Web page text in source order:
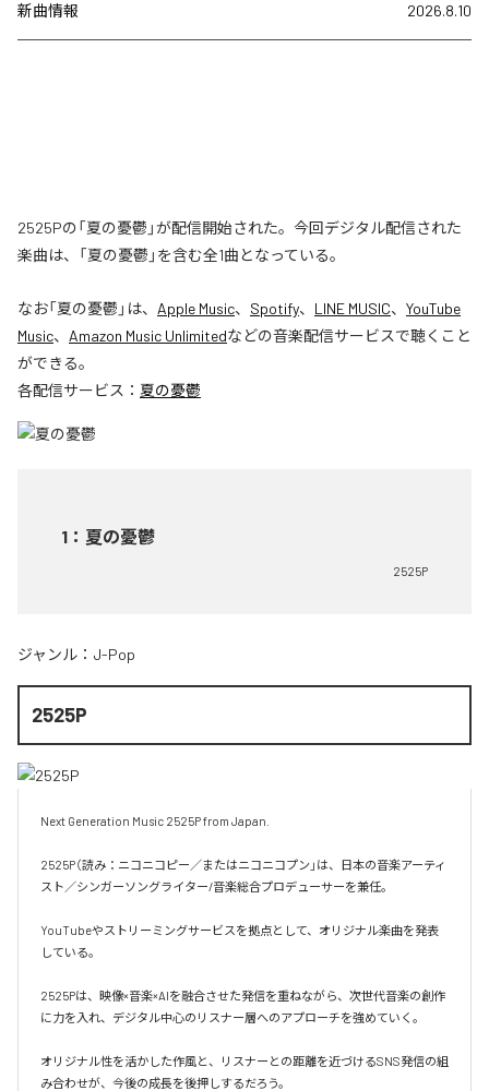
新曲情報 2026.8.10
2525Pの「夏の憂鬱」が配信開始された。今回デジタル配信された
楽曲は、「夏の憂鬱」を含む全1曲となっている。
なお「夏の憂鬱 」は、 Apple Music、 Spotify、 LINE MUSIC、 YouTube
Music、 Amazon Music Unlimitedなどの音楽配信サービスで聴くこと
ができる。
各配信サービス： 夏の憂鬱
1 ： 夏の憂鬱
2525P
ジャンル： J-Pop
2525P
Next Generation Music 2525P from Japan.
2525P（読み：ニコニコピー／またはニコニコプン」は、日本の音楽アーティ
スト／シンガーソングライター/音楽総合プロデューサーを兼任。
YouTubeやストリーミングサービスを拠点として、オリジナル楽曲を発表
している。
2525Pは、映像×音楽×AIを融合させた発信を重ねながら、次世代音楽の創作
に力を入れ、デジタル中心のリスナー層へのアプローチを強めていく。
オリジナル性を活かした作風と、リスナーとの距離を近づけるSNS発信の組
み合わせが、今後の成長を後押しするだろう。